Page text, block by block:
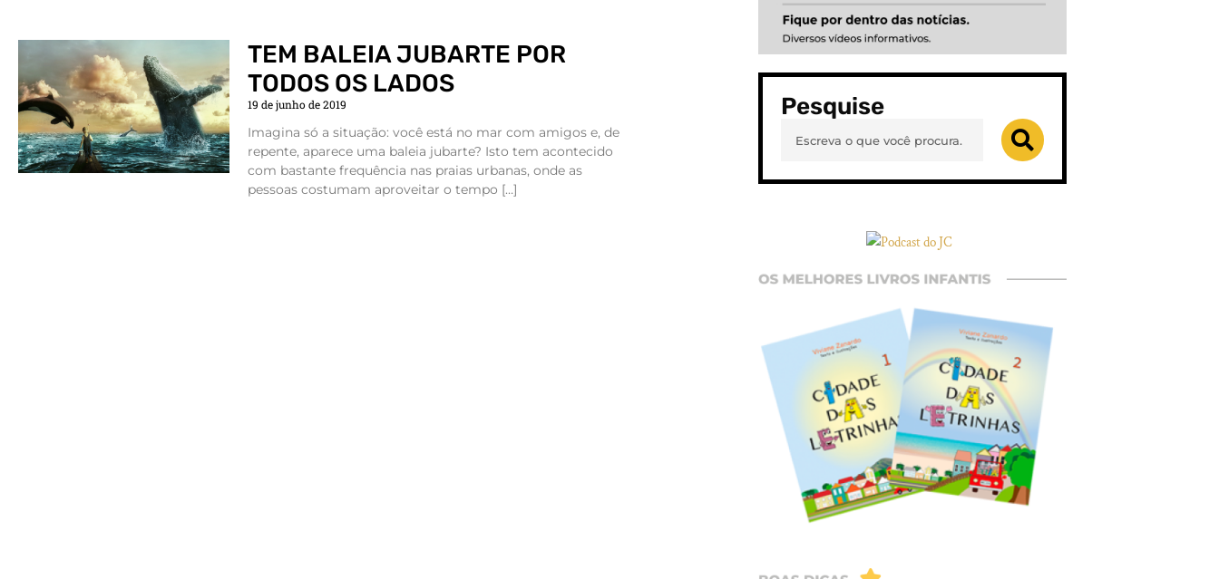
TEM BALEIA JUBARTE POR
TODOS OS LADOS
19 de junho de 2019
Imagina só a situação: você está no mar com amigos e, de
repente, aparece uma baleia jubarte? Isto tem acontecido
com bastante frequência nas praias urbanas, onde as
pessoas costumam aproveitar o tempo […]
Pesquise